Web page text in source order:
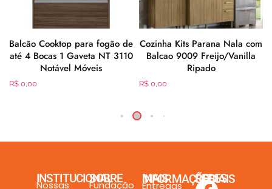
Balcão Cooktop para fogão de
até 4 Bocas 1 Gaveta NT 3110
Notável Móveis
R$ 0,00
Cozinha Kits Parana Nala com
Balcao 9009 Freijo/Vanilla
Ripado
R$ 0,00
INSTITUCIONAL
Nossas SOBRE
Fundação MAIS INFORMAÇÕES
Entregas REDES SOCIAIS